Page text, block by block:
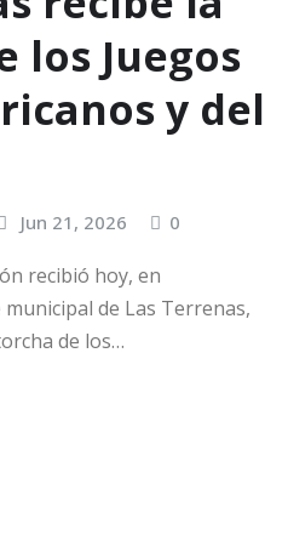
los Juegos
y del
Jun 21, 2026 0
recibió hoy, en
de Las Terrenas,
de los…